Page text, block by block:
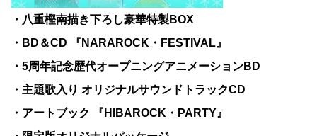
・八重樫南描き下ろし豪華特製BOX
・BD＆CD 『NARAROCK・FESTIVAL』
・5周年記念歴代オープニングアニメーションBD
・主題歌入り オリジナルサウンドトラックCD
・アートブック 『HIBAROCK・PARTY』